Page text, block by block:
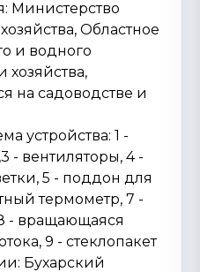
Министерство
Областное
и водного
хозяйства,
на садоводстве и
устройства: 1 -
- вентиляторы, 4 -
5 - поддон для
термометр, 7 -
- вращающаяся
9 - стеклопакет
Бухарский